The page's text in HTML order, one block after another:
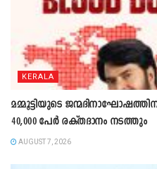
KERALA
മമ്മൂട്ടിയുടെ
40,000 പേർ രക്തദാനം നടത്തും
AUGUST 7, 2026